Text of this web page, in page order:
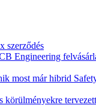
szerződés
Engineering
most már hibrid
körülményekre